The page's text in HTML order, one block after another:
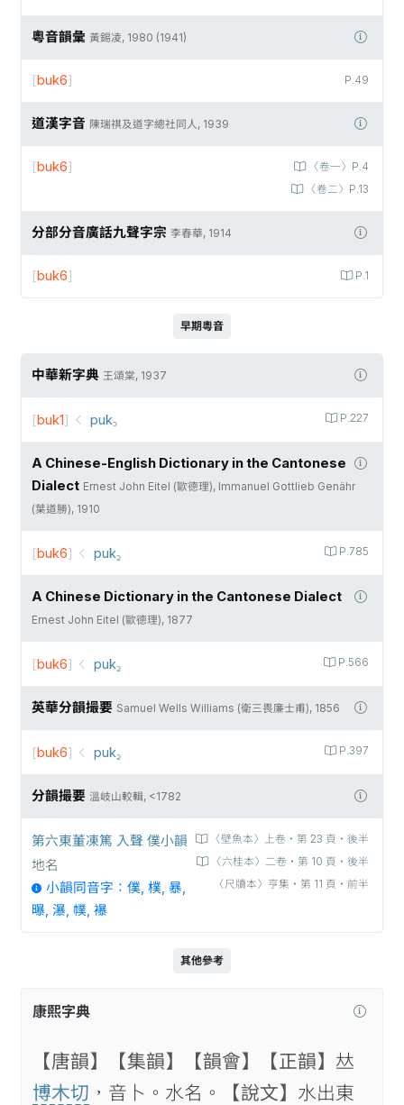
粵音韻彙 黃錫凌, 1980 (1941)
P.49
[buk6]
道漢字音 陳瑞祺及道字總社同人, 1939
〈卷一〉P.4
〈卷二〉P.13
[buk6]
分部分音廣話九聲字宗 李春華, 1914
P.1
[buk6]
早期粵音
中華新字典 王頌棠, 1937
P.227
[buk1] puk꜆
A Chinese-English Dictionary in the Cantonese
Dialect Ernest John Eitel (歐德理), Immanuel Gottlieb Genähr
(葉道勝), 1910
P.785
[buk6] puk꜇
A Chinese Dictionary in the Cantonese Dialect
Ernest John Eitel (歐德理), 1877
P.566
[buk6] puk꜇
英華分韻撮要 Samuel Wells Williams (衛三畏廉士甫), 1856
P.397
[buk6] puk꜇
分韻撮要 溫岐山較輯, <1782
〈壁魚本〉上卷‧第 23 頁‧後半
〈六桂本〉二卷‧第 10 頁‧後半
〈尺牘本〉亨集‧第 11 頁‧前半
第六東董凍篤 入聲 僕小韻
地名
小韻同音字：僕, 樸, 暴,
曝, 瀑, 幞, 襮
其他參考
康熙字典
【唐韻】 【集韻】 【韻會】 【正韻】 𠀤
博木切 ，音卜。水名。 【說文】 水出東